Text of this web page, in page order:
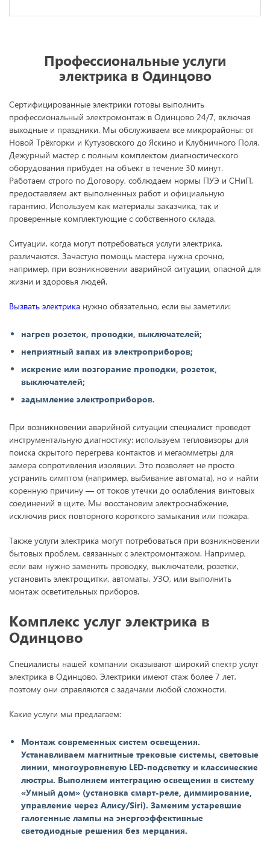
Профессиональные услуги
электрика в Одинцово
Сертифицированные электрики готовы выполнить
профессиональный электромонтаж в Одинцово 24/7, включая
выходные и праздники. Мы обслуживаем все микрорайоны: от
Новой Трёхгорки и Кутузовского до Яскино и Клубничного Поля.
Дежурный мастер с полным комплектом диагностического
оборудования прибудет на объект в течение 30 минут.
Работаем строго по Договору, соблюдаем нормы ПУЭ и СНиП,
предоставляем акт выполненных работ и официальную
гарантию. Используем как материалы заказчика, так и
проверенные комплектующие с собственного склада.
Ситуации, когда могут потребоваться услуги электрика,
различаются. Зачастую помощь мастера нужна срочно,
например, при возникновении аварийной ситуации, опасной для
жизни и здоровья людей.
Вызвать электрика нужно обязательно, если вы заметили:
нагрев розеток, проводки, выключателей;
неприятный запах из электроприборов;
искрение или возгорание проводки, розеток,
выключателей;
задымление электроприборов.
При возникновении аварийной ситуации специалист проведет
инструментальную диагностику: используем тепловизоры для
поиска скрытого перегрева контактов и мегаомметры для
замера сопротивления изоляции. Это позволяет не просто
устранить симптом (например, выбивание автомата), но и найти
коренную причину — от токов утечки до ослабления винтовых
соединений в щите. Мы восстановим электроснабжение,
исключив риск повторного короткого замыкания или пожара.
Также услуги электрика могут потребоваться при возникновении
бытовых проблем, связанных с электромонтажом. Например,
если вам нужно заменить проводку, выключатели, розетки,
установить электрощитки, автоматы, УЗО, или выполнить
монтаж осветительных приборов.
Комплекс услуг электрика в
Одинцово
Специалисты нашей компании оказывают широкий спектр услуг
электрика в Одинцово. Электрики имеют стаж более 7 лет,
поэтому они справляются с задачами любой сложности.
Какие услуги мы предлагаем:
Монтаж современных систем освещения.
Устанавливаем магнитные трековые системы, световые
линии, многоуровневую LED-подсветку и классические
люстры. Выполняем интеграцию освещения в систему
«Умный дом» (установка смарт-реле, диммирование,
управление через Алису/Siri). Заменим устаревшие
галогенные лампы на энергоэффективные
светодиодные решения без мерцания.